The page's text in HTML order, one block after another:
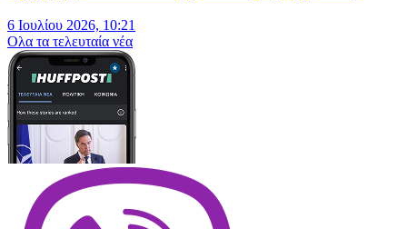
6 Ιουλίου 2026, 10:21
Oλα τα τελευταία νέα